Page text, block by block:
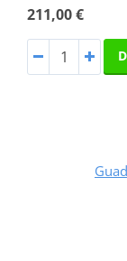
211,00 €